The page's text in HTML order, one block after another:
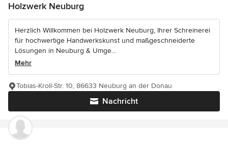
Holzwerk Neuburg
Herzlich Willkommen bei Holzwerk Neuburg, Ihrer Schreinerei
für hochwertige Handwerkskunst und maßgeschneiderte
Lösungen in Neuburg & Umge...
Mehr
Nachricht
Tobias-Kroll-Str. 10, 86633 Neuburg an der Donau